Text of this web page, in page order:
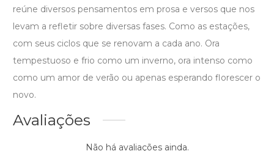
reúne diversos pensamentos em prosa e versos que nos
levam a refletir sobre diversas fases. Como as estações,
com seus ciclos que se renovam a cada ano. Ora
tempestuoso e frio como um inverno, ora intenso como
como um amor de verão ou apenas esperando florescer o
novo.
Avaliações
Não há avaliações ainda.